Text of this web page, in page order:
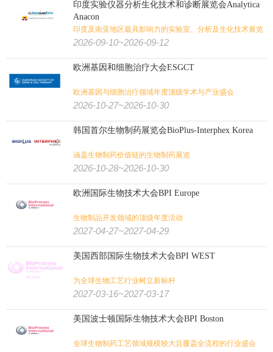
印度实验仪器分析生化技术和诊断展览会Analytica
Anacon
印度及南亚地区最具影响力的实验室、分析及生化技术展览
会
2026-09-10~2026-09-12
欧洲基因和细胞治疗大会ESGCT
欧洲基因与细胞治疗领域年度顶级学术与产业盛会
2026-10-27~2026-10-30
韩国首尔生物制药展览会BioPlus-Interphex Korea
涵盖生物制药价值链的生物制药展览
2026-10-28~2026-10-30
欧洲国际生物技术大会BPI Europe
生物制品开发领域的顶级年度活动
2027-04-27~2027-04-29
美国西部国际生物技术大会BPI WEST
为全球生物工艺行业树立新标杆
2027-03-16~2027-03-17
美国波士顿国际生物技术大会BPI Boston
全球生物制药工艺领域规模较大且覆盖全流程的行业盛会